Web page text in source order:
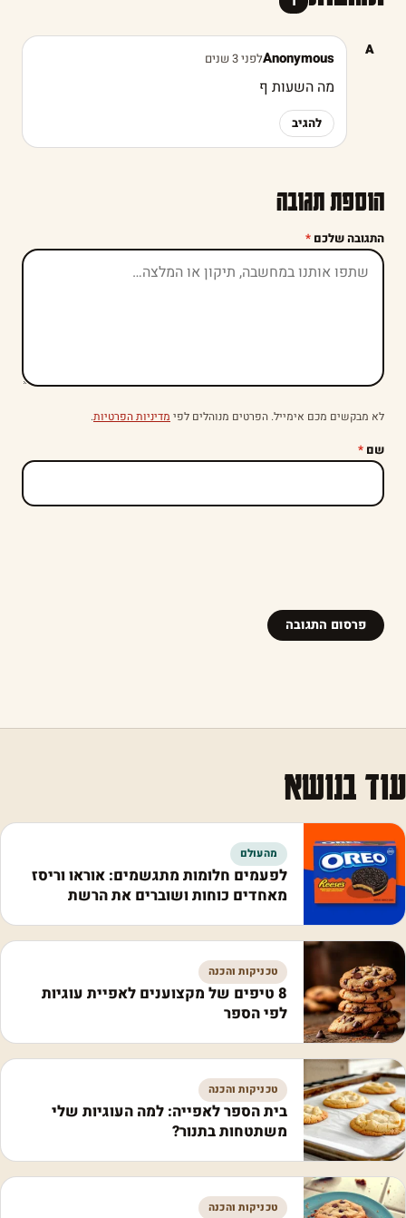
A
Anonymousלפני 3 שנים
מה השעות ף
להגיב
הוספת תגובה
התגובה שלכם *
לא מבקשים מכם אימייל. הפרטים מנוהלים לפי מדיניות הפרטיות.
שם *
עוד בנושא
מהעולם
לפעמים חלומות מתגשמים: אוראו וריסז
מאחדים כוחות ושוברים את הרשת
טכניקות והכנה
8 טיפים של מקצוענים לאפיית עוגיות
לפי הספר
טכניקות והכנה
בית הספר לאפייה: למה העוגיות שלי
משתטחות בתנור?
טכניקות והכנה